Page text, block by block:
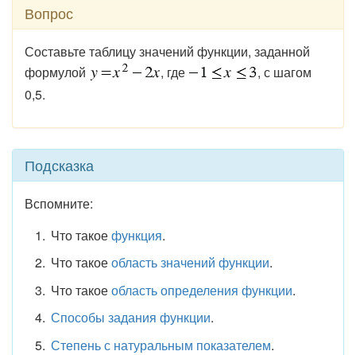
Вопрос
Составьте таблицу значений функции, заданной
формулой
, где
, с шагом
0,5.
Подсказка
Вспомните:
Что такоефункция.
Что такоеобласть значений функции.
Что такоеобласть определения функции.
Способы задания функции.
Степень с натуральным показателем.